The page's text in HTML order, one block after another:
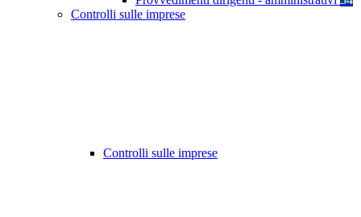
Controlli sulle imprese
Controlli sulle imprese